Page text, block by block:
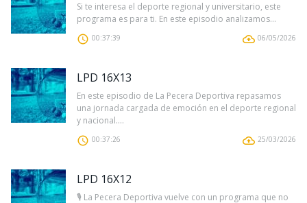
Si te interesa el deporte regional y universitario, este
programa es para ti. En este episodio analizamos...
00:37:39 06/05/2026
LPD 16X13
En este episodio de La Pecera Deportiva repasamos
una jornada cargada de emoción en el deporte regional
y nacional....
00:37:26 25/03/2026
LPD 16X12
🎙️ La Pecera Deportiva vuelve con un programa que no